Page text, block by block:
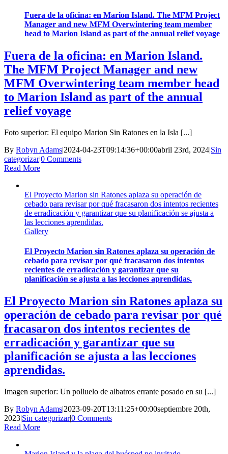
Fuera de la oficina: en Marion Island. The MFM Project
Manager and new MFM Overwintering team member
head to Marion Island as part of the annual relief voyage
Fuera de la oficina: en Marion Island.
The MFM Project Manager and new
MFM Overwintering team member head
to Marion Island as part of the annual
relief voyage
Foto superior: El equipo Marion Sin Ratones en la Isla [...]
By Robyn Adams|2024-04-23T09:14:36+00:00abril 23rd, 2024|Sin
categorizar|0 Comments
Read More
El Proyecto Marion sin Ratones aplaza su operación de
cebado para revisar por qué fracasaron dos intentos recientes
de erradicación y garantizar que su planificación se ajusta a
las lecciones aprendidas.
Gallery
El Proyecto Marion sin Ratones aplaza su operación de
cebado para revisar por qué fracasaron dos intentos
recientes de erradicación y garantizar que su
planificación se ajusta a las lecciones aprendidas.
El Proyecto Marion sin Ratones aplaza su
operación de cebado para revisar por qué
fracasaron dos intentos recientes de
erradicación y garantizar que su
planificación se ajusta a las lecciones
aprendidas.
Imagen superior: Un polluelo de albatros errante posado en su [...]
By Robyn Adams|2023-09-20T13:11:25+00:00septiembre 20th,
2023|Sin categorizar|0 Comments
Read More